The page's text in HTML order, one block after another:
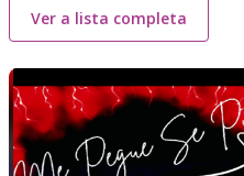
Ver a lista completa